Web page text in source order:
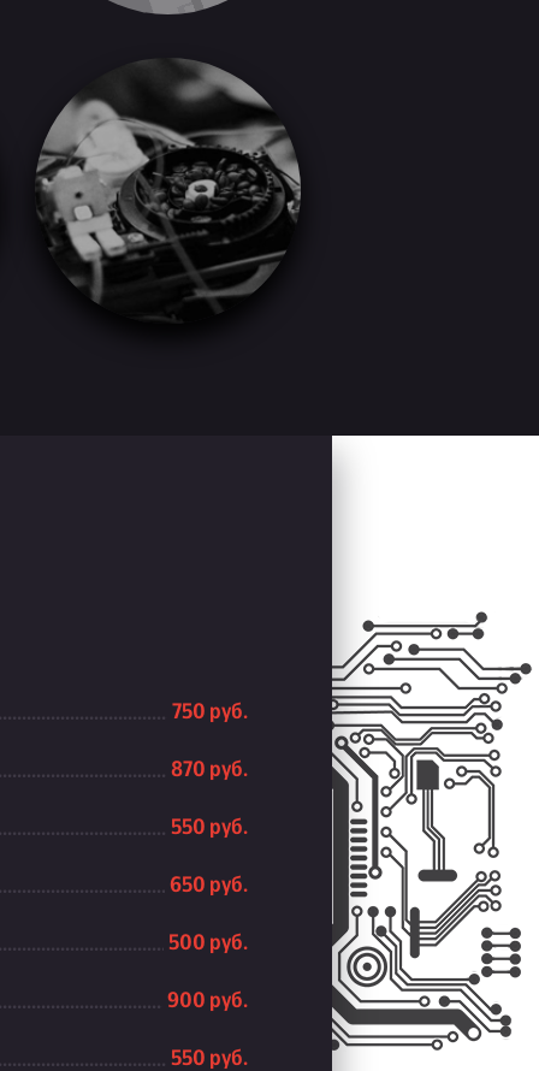
750 руб.
870 руб.
550 руб.
650 руб.
500 руб.
900 руб.
550 руб.